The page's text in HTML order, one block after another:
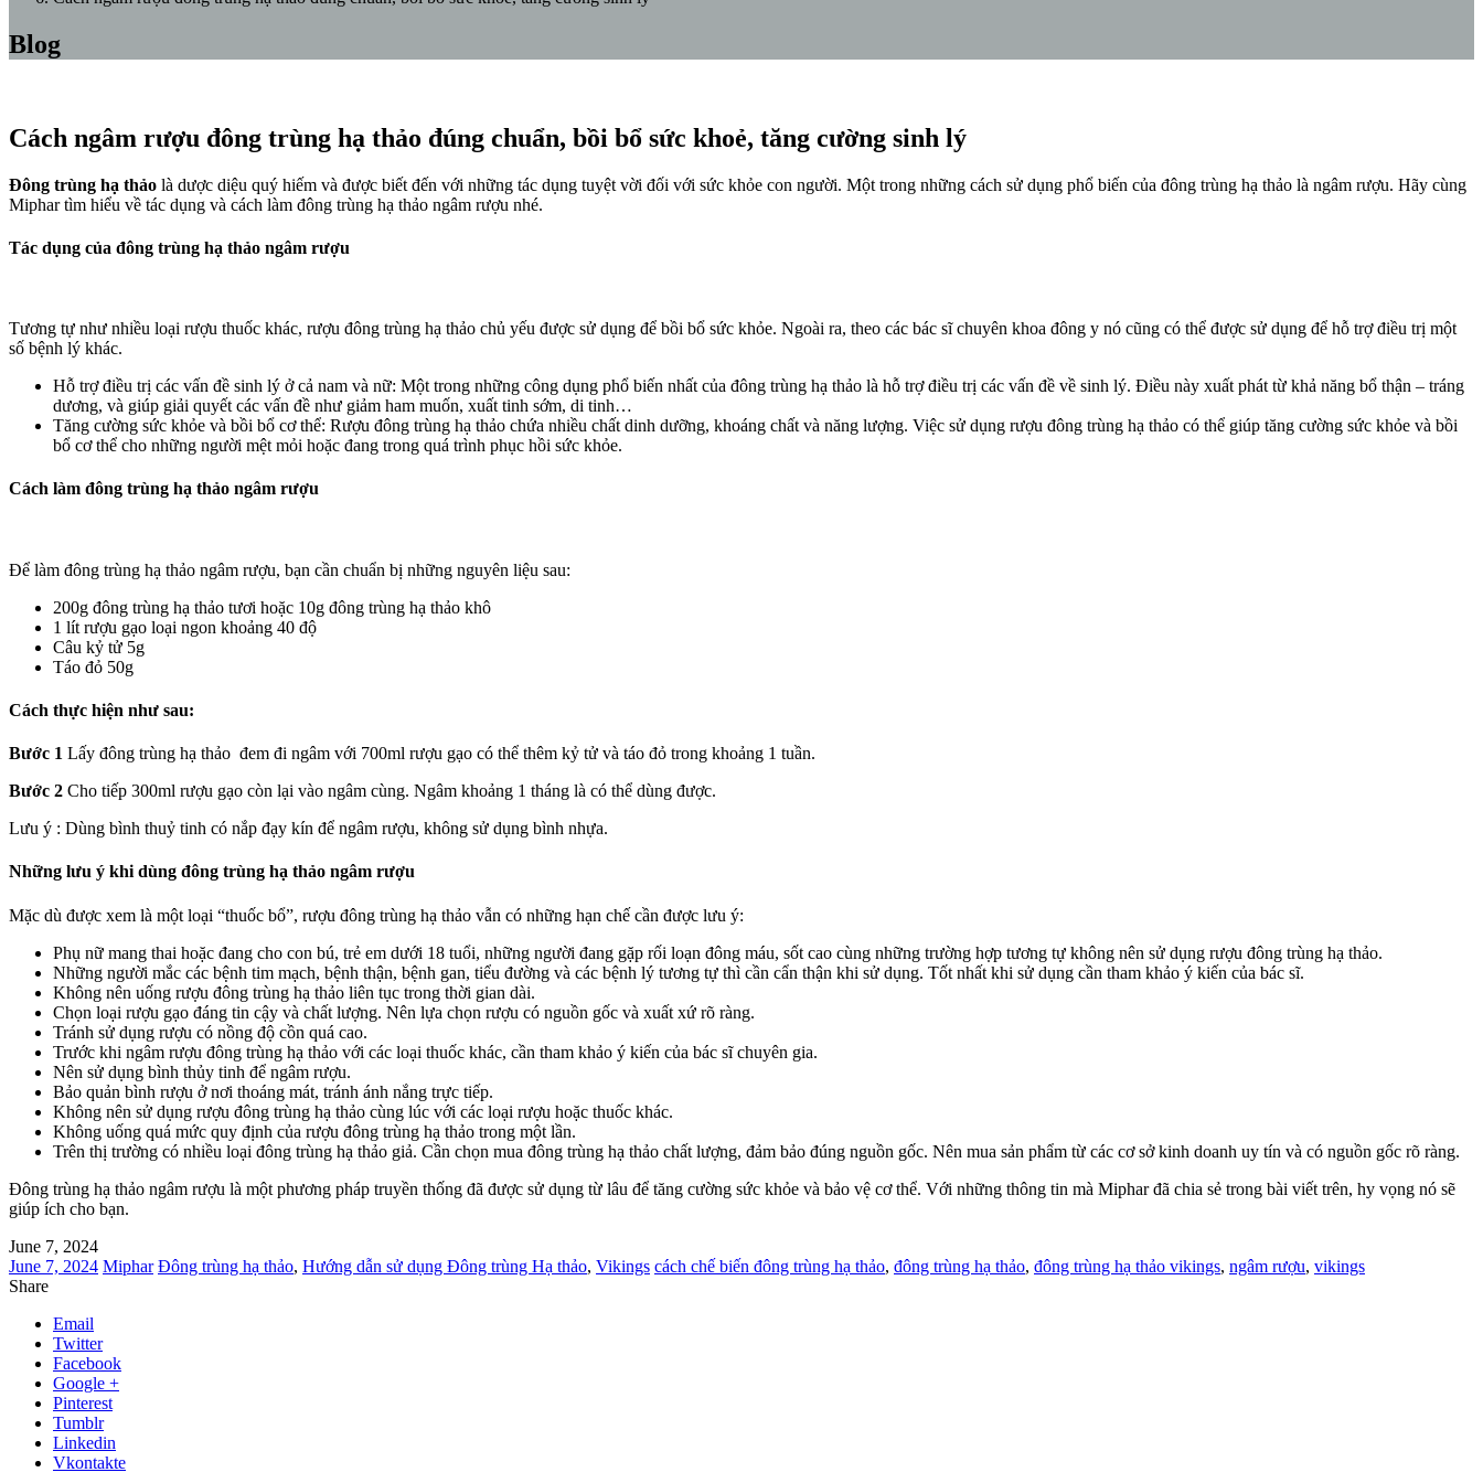
Blog
Cách ngâm rượu đông trùng hạ thảo đúng chuẩn, bồi bổ sức khoẻ, tăng cường sinh lý
Đông trùng hạ thảo là dược diệu quý hiếm và được biết đến với những tác dụng tuyệt vời đối với sức khỏe con người. Một trong những cách sử dụng phổ biến của đông trùng hạ thảo là ngâm rượu. Hãy cùng
Miphar tìm hiểu về tác dụng và cách làm đông trùng hạ thảo ngâm rượu nhé.
Tác dụng của đông trùng hạ thảo ngâm rượu
Tương tự như nhiều loại rượu thuốc khác, rượu đông trùng hạ thảo chủ yếu được sử dụng để bồi bổ sức khỏe. Ngoài ra, theo các bác sĩ chuyên khoa đông y nó cũng có thể được sử dụng để hỗ trợ điều trị một
số bệnh lý khác.
Hỗ trợ điều trị các vấn đề sinh lý ở cả nam và nữ: Một trong những công dụng phổ biến nhất của đông trùng hạ thảo là hỗ trợ điều trị các vấn đề về sinh lý. Điều này xuất phát từ khả năng bổ thận – tráng
dương, và giúp giải quyết các vấn đề như giảm ham muốn, xuất tinh sớm, di tinh…
Tăng cường sức khỏe và bồi bổ cơ thể: Rượu đông trùng hạ thảo chứa nhiều chất dinh dưỡng, khoáng chất và năng lượng. Việc sử dụng rượu đông trùng hạ thảo có thể giúp tăng cường sức khỏe và bồi
bổ cơ thể cho những người mệt mỏi hoặc đang trong quá trình phục hồi sức khỏe.
Cách làm đông trùng hạ thảo ngâm rượu
Để làm đông trùng hạ thảo ngâm rượu, bạn cần chuẩn bị những nguyên liệu sau:
200g đông trùng hạ thảo tươi hoặc 10g đông trùng hạ thảo khô
1 lít rượu gạo loại ngon khoảng 40 độ
Câu kỷ tử 5g
Táo đỏ 50g
Cách thực hiện như sau:
Bước 1 Lấy đông trùng hạ thảo đem đi ngâm với 700ml rượu gạo có thể thêm kỷ tử và táo đỏ trong khoảng 1 tuần.
Bước 2 Cho tiếp 300ml rượu gạo còn lại vào ngâm cùng. Ngâm khoảng 1 tháng là có thể dùng được.
Lưu ý : Dùng bình thuỷ tinh có nắp đạy kín để ngâm rượu, không sử dụng bình nhựa.
Những lưu ý khi dùng đông trùng hạ thảo ngâm rượu
Mặc dù được xem là một loại “thuốc bổ”, rượu đông trùng hạ thảo vẫn có những hạn chế cần được lưu ý:
Phụ nữ mang thai hoặc đang cho con bú, trẻ em dưới 18 tuổi, những người đang gặp rối loạn đông máu, sốt cao cùng những trường hợp tương tự không nên sử dụng rượu đông trùng hạ thảo.
Những người mắc các bệnh tim mạch, bệnh thận, bệnh gan, tiểu đường và các bệnh lý tương tự thì cần cẩn thận khi sử dụng. Tốt nhất khi sử dụng cần tham khảo ý kiến của bác sĩ.
Không nên uống rượu đông trùng hạ thảo liên tục trong thời gian dài.
Chọn loại rượu gạo đáng tin cậy và chất lượng. Nên lựa chọn rượu có nguồn gốc và xuất xứ rõ ràng.
Tránh sử dụng rượu có nồng độ cồn quá cao.
Trước khi ngâm rượu đông trùng hạ thảo với các loại thuốc khác, cần tham khảo ý kiến của bác sĩ chuyên gia.
Nên sử dụng bình thủy tinh để ngâm rượu.
Bảo quản bình rượu ở nơi thoáng mát, tránh ánh nắng trực tiếp.
Không nên sử dụng rượu đông trùng hạ thảo cùng lúc với các loại rượu hoặc thuốc khác.
Không uống quá mức quy định của rượu đông trùng hạ thảo trong một lần.
Trên thị trường có nhiều loại đông trùng hạ thảo giả. Cần chọn mua đông trùng hạ thảo chất lượng, đảm bảo đúng nguồn gốc. Nên mua sản phẩm từ các cơ sở kinh doanh uy tín và có nguồn gốc rõ ràng.
Đông trùng hạ thảo ngâm rượu là một phương pháp truyền thống đã được sử dụng từ lâu để tăng cường sức khỏe và bảo vệ cơ thể. Với những thông tin mà Miphar đã chia sẻ trong bài viết trên, hy vọng nó sẽ
giúp ích cho bạn.
June 7, 2024
June 7, 2024 Miphar Đông trùng hạ thảo, Hướng dẫn sử dụng Đông trùng Hạ thảo, Vikings cách chế biến đông trùng hạ thảo, đông trùng hạ thảo, đông trùng hạ thảo vikings, ngâm rượu, vikings
Share
Email
Twitter
Facebook
Google +
Pinterest
Tumblr
Linkedin
Vkontakte